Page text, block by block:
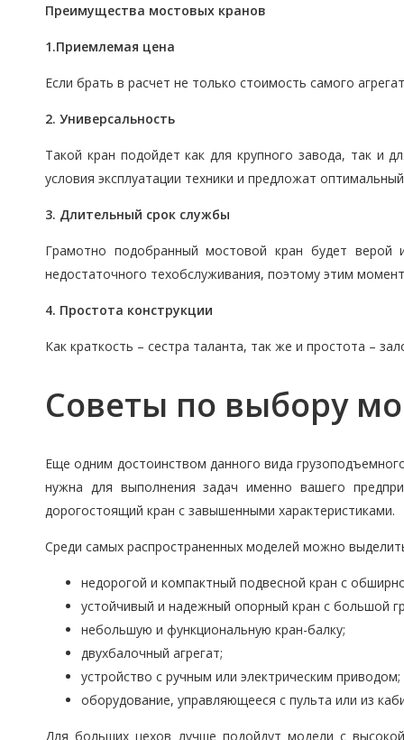
Преимущества мостовых кранов
1.Приемлемая цена
Если брать в расчет не только стоимость самого
2. Универсальность
Такой кран подойдет как для крупного завода, так и
условия эксплуатации техники и предложат
3. Длительный срок службы
Грамотно подобранный мостовой кран будет
недостаточного техобслуживания, поэтому этим
4. Простота конструкции
Как краткость – сестра таланта, так же и простота –
Советы по выбору
Еще одним достоинством данного вида
нужна для выполнения задач именно вашего
дорогостоящий кран с завышенными характеристиками.
Среди самых распространенных моделей можно
недорогой и компактный подвесной кран с
устойчивый и надежный опорный кран с большой
небольшую и функциональную кран-балку;
двухбалочный агрегат;
устройство с ручным или электрическим приводом;
оборудование, управляющееся с пульта или из
Для больших цехов лучше подойдут модели с